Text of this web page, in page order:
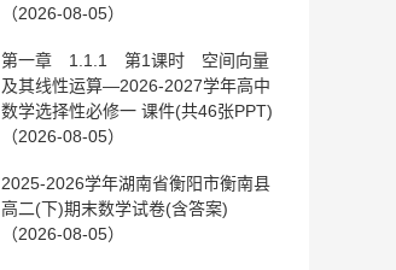
（2026-08-05）
第一章 1.1.1 第1课时 空间向量
及其线性运算—2026-2027学年高中
数学选择性必修一 课件(共46张PPT)
（2026-08-05）
2025-2026学年湖南省衡阳市衡南县
高二(下)期末数学试卷(含答案)
（2026-08-05）